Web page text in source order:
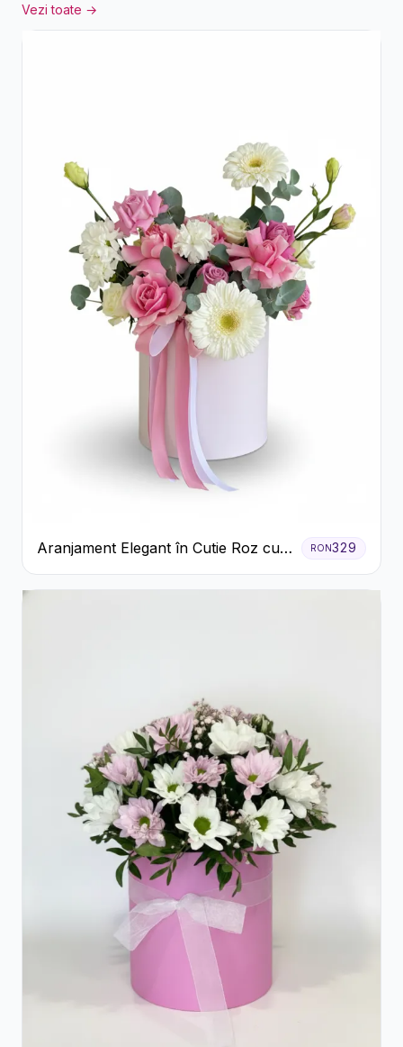
Vezi toate →
Aranjament Elegant în Cutie Roz cu
Trandafiri și Gerbera
RON329